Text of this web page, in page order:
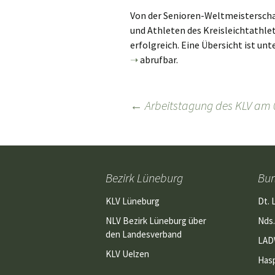
Von der Senioren-
und Athleten des
erfolgreich. Eine Übersicht ist
abrufbar.
Beitragsnavigation
← Arbeitstagung des KLV am
Bezirk Lüneburg
KLV Lüneburg
NLV Bezirk Lüneburg über
den Landesverband
KLV Uelzen
Dt.